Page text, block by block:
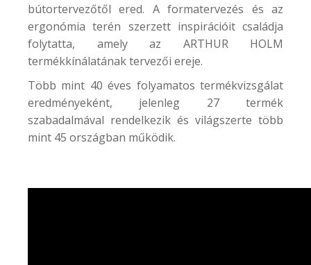
bútortervezőtől ered. A formatervezés és az
ergonómia terén szerzett inspirációit családja
folytatta, amely az ARTHUR HOLM
termékkínálatának tervezői ereje.
Több mint 40 éves folyamatos termékvizsgálat
eredményeként, jelenleg 27 termék
szabadalmával rendelkezik és világszerte több
mint 45 országban működik.